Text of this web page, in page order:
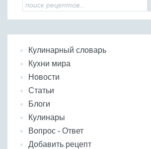
Кулинарный словарь
Кухни мира
Новости
Статьи
Блоги
Кулинары
Вопрос - Ответ
Добавить рецепт